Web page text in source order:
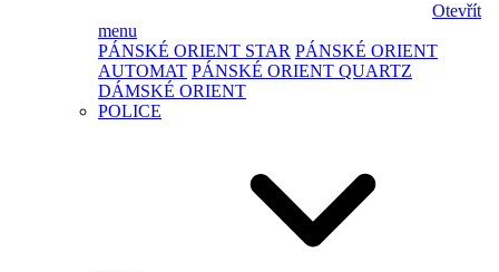
Otevřít
menu
PÁNSKÉ ORIENT STAR PÁNSKÉ ORIENT
AUTOMAT PÁNSKÉ ORIENT QUARTZ
DÁMSKÉ ORIENT
POLICE